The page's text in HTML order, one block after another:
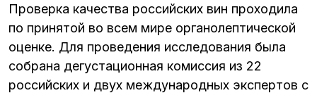
Проверка качества российских вин проходила
по принятой во всем мире органолептической
оценке. Для проведения исследования была
собрана дегустационная комиссия из 22
российских и двух международных экспертов с